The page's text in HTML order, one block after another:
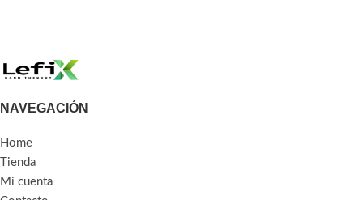
NAVEGACIÓN
Home
Tienda
Mi cuenta